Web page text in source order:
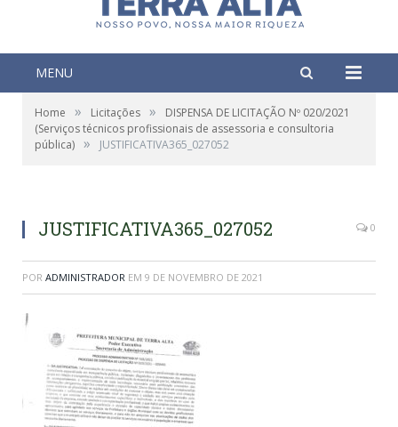
MENU
Home » Licitações »
DISPENSA DE LICITAÇÃO Nº 020/2021
(Serviços técnicos profissionais de assessoria e consultoria
pública) » JUSTIFICATIVA365_027052
JUSTIFICATIVA365_027052 0
POR ADMINISTRADOR EM 9 DE NOVEMBRO DE 2021